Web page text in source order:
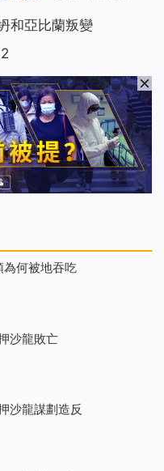
和亞比蘭叛變
何被地吞吃
沙龍敗亡
沙龍謀劃造反